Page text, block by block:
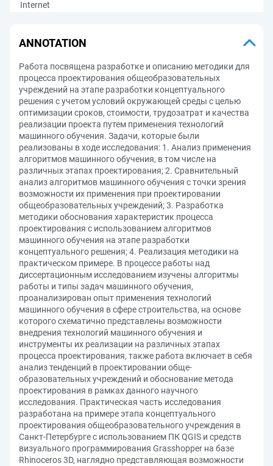
Internet
ANNOTATION
Работа посвящена разработке и описанию методики для
процесса проектирования общеобразовательных
учреждений на этапе разработки концептуального
решения с учетом условий окружающей среды с целью
оптимизации сроков, стоимости, трудозатрат и качества
реализации проекта путем применения технологий
машинного обучения. Задачи, которые были
реализованы в ходе исследования: 1. Анализ применения
алгоритмов машинного обучения, в том числе на
различных этапах проектирования; 2. Сравнительный
анализ алгоритмов машинного обучения с точки зрения
возможности их применения при проектировании
общеобразовательных учреждений; 3. Разработка
методики обоснования характеристик процесса
проектирования с использованием алгоритмов
машинного обучения на этапе разработки
концептуального решения; 4. Реализация методики на
практическом примере. В процессе работы над
диссертационным исследованием изучены алгоритмы
работы и типы задач машинного обучения,
проанализирован опыт применения технологий
машинного обучения в сфере строительства, на основе
которого схематично представлены возможности
внедрения технологий машинного обучения и
инструменты их реализации на различных этапах
процесса проектирования, также работа включает в себя
анализ тенденций в проектировании обще-
образовательных учреждений и обоснование метода
проектирования в рамках данного научного
исследования. Практическая часть исследования
разработана на примере этапа концептуального
проектирования общеобразовательного учреждения в
Санкт-Петербурге с использованием ПК QGIS и средств
визуального программирования Grasshopper на базе
Rhinoceros 3D, наглядно представляющая возможности